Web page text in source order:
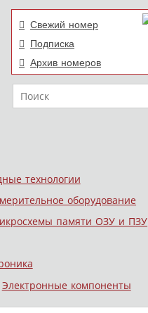
Свежий номер
Подписка
Архив номеров
Поиск
технологии
оборудование
памяти ОЗУ и ПЗУ
Электронные компоненты